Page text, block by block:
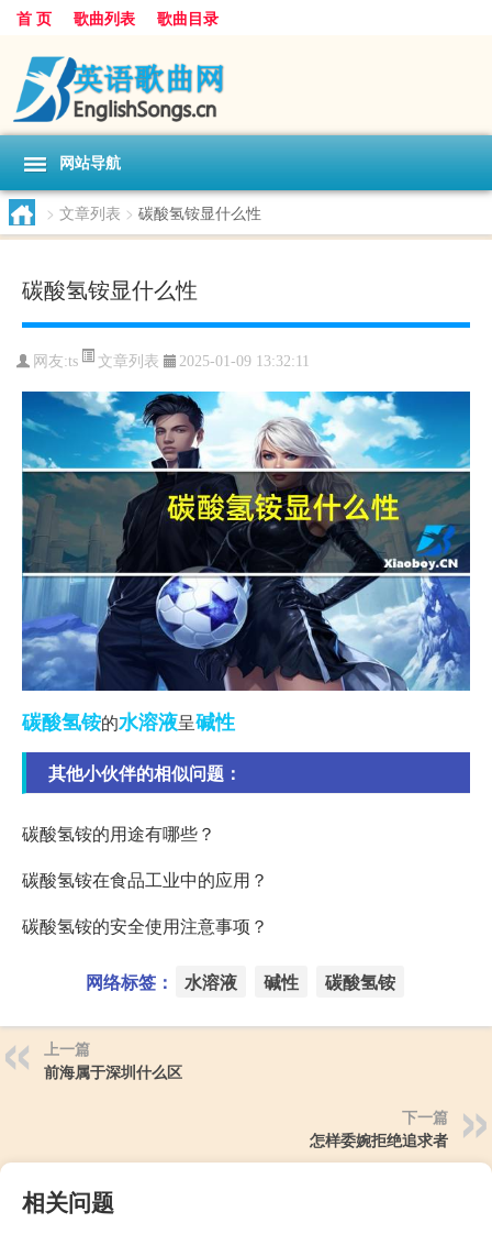
首 页 歌曲列表 歌曲目录
网站导航
> 文章列表 > 碳酸氢铵显什么性
碳酸氢铵显什么性
网友:ts 文章列表 2025-01-09 13:32:11
碳酸氢铵的水溶液呈碱性
其他小伙伴的相似问题：
碳酸氢铵的用途有哪些？
碳酸氢铵在食品工业中的应用？
碳酸氢铵的安全使用注意事项？
网络标签： 水溶液 碱性 碳酸氢铵
上一篇
前海属于深圳什么区
下一篇
怎样委婉拒绝追求者
相关问题